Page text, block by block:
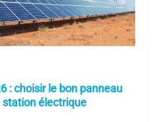
: choisir le bon panneau
électrique